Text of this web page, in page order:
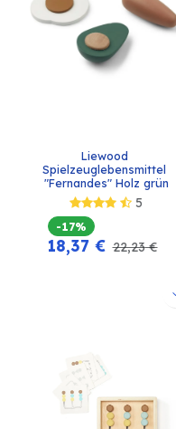
Liewood
Spielzeuglebensmittel
"Fernandes" Holz grün
5
-17%
18,37€ 22,23€